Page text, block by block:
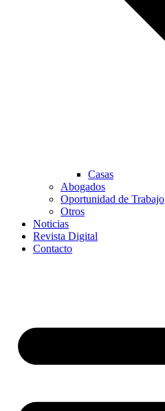
Casas
Abogados
Oportunidad de Trabajo
Otros
Noticias
Revista Digital
Contacto